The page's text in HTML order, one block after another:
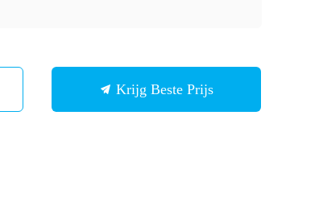
Krijg Beste Prijs